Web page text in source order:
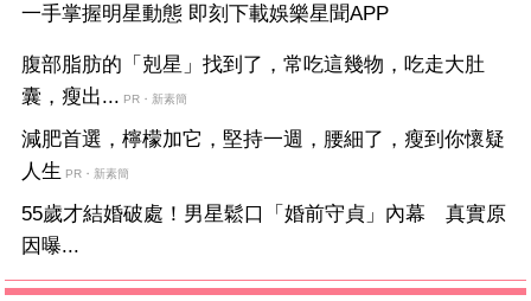
一手掌握明星動態 即刻下載娛樂星聞APP
腹部脂肪的「剋星」找到了，常吃這幾物，吃走大肚
囊，瘦出... PR・新素簡
減肥首選，檸檬加它，堅持一週，腰細了，瘦到你懷疑
人生 PR・新素簡
55歲才結婚破處！男星鬆口「婚前守貞」內幕 真實原
因曝...